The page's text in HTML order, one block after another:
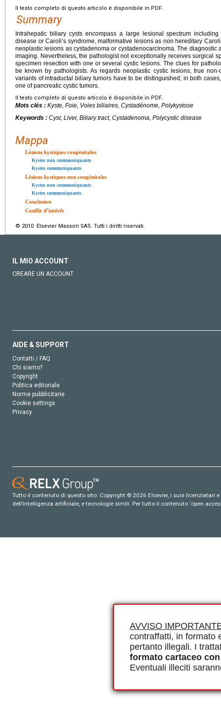
AVVISO
contraffatti, in formato
pertanto illegali. I
formato cartaceo
Eventuali illeciti
Il testo completo di questo articolo è disponibile in PDF.
Summary
Intrahepatic biliary cysts encompass a large lesional spectrum
disease or Caroli’s syndrome, malformative lesions as non hereditary
neoplastic lesions as cystadenoma or cystadenocarcinoma. The diagnostic
imaging. Nevertheless, the pathologist not exceptionally receives surgical
specimen resection with one or several cystic lesions. The clues for
be known by pathologists. As regards neoplastic cystic lesions, true
variants of intraductal biliary tumors have to be distinguished; in both
one of pancreatic cystic tumors.
Il testo completo di questo articolo è disponibile in PDF.
Mots clés : Kyste, Foie, Voies biliaires, Cystadénome, Polykystose
Keywords : Cyst, Liver, Biliary tract, Cystadenoma, Polycystic disease
Mappa
Lésions kystiques congénitales
Kystes non communiquants
Kystes communiquants
Lésions kystiques non congénitales
Kystes non communiquants
Kystes communiquants
Conclusion
Conflit d’intérêt
© 2010 Elsevier Masson SAS. Tutti i diritti riservati.
IL MIO ACCOUNT
CREARE UN ACCOUNT
AIDE & SUPPORT
Contatti / FAQ
Chi siamo?
Copyright
Politica editoriale
Norme pubblicitarie
Cookie settings
Privacy
Tutto il contenuto di questo sito: Copyright © 2026 Elsevier, i suoi
dell’intelligenza artificiale, e tecnologie simili. Per tutto il contenuto ‘open